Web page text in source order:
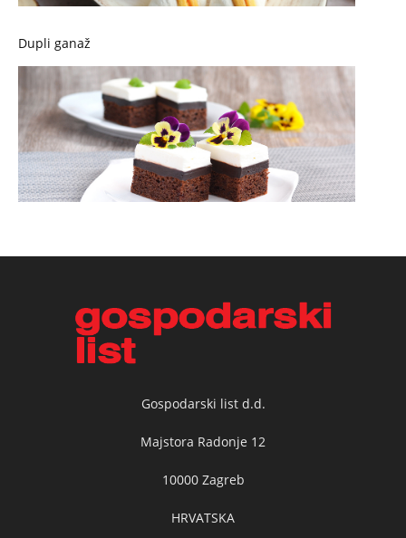
Dupli ganaž
Gospodarski list d.d.
Majstora Radonje 12
10000 Zagreb
HRVATSKA